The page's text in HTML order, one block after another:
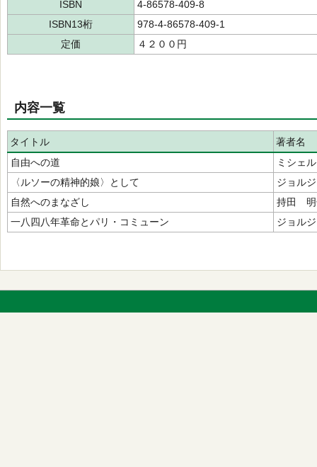
ISBN
4-86578-409-8
ISBN13桁
978-4-86578-409-1
定価
４２００円
内容一覧
タイトル
著者名
自由への道
ミシェ
〈ルソーの精神的娘〉として
ジョル
自然へのまなざし
持田 明
一八四八年革命とパリ・コミューン
ジョル